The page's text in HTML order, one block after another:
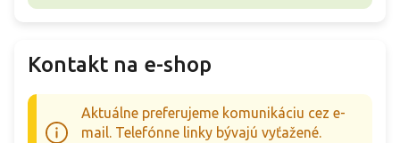
Kontakt na e-shop
Aktuálne preferujeme komunikáciu cez e-
mail. Telefónne linky bývajú vyťažené.